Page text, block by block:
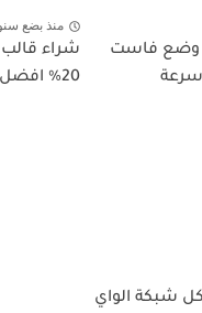
وضع فاست
منذ بضع
شراء
20% افضل قالب لعام...
شبكة الواي